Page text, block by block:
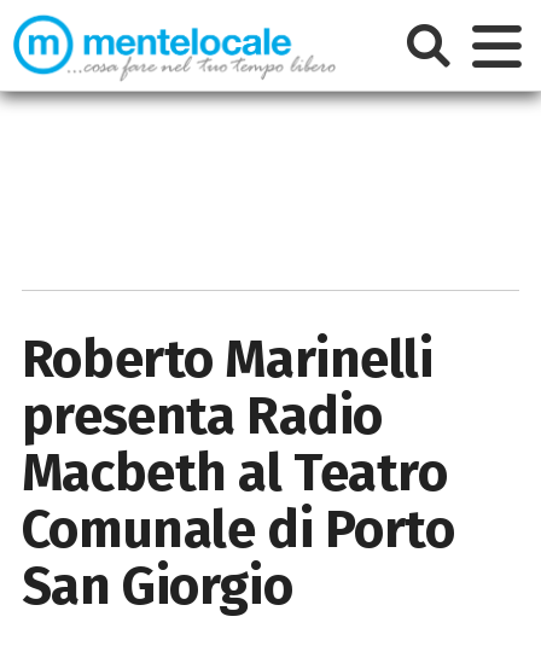
Roberto Marinelli
presenta Radio
Macbeth al Teatro
Comunale di Porto
San Giorgio